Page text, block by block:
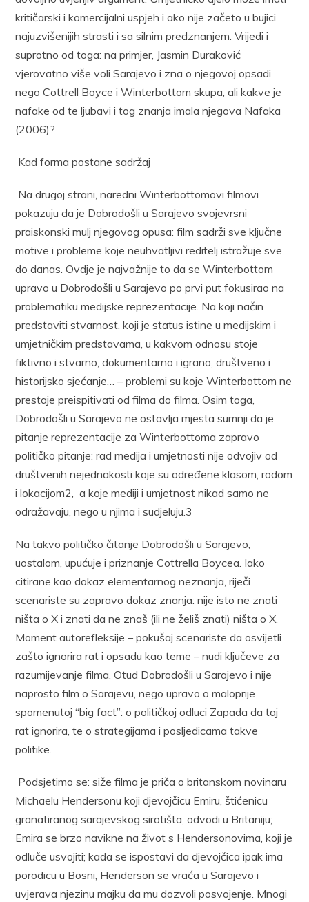
kritičarski i komercijalni uspjeh i ako nije začeto u bujici
najuzvišenijih strasti i sa silnim predznanjem. Vrijedi i
suprotno od toga: na primjer, Jasmin Duraković
vjerovatno više voli Sarajevo i zna o njegovoj opsadi
nego Cottrell Boyce i Winterbottom skupa, ali kakve je
nafake od te ljubavi i tog znanja imala njegova Nafaka
(2006)?
Kad forma postane sadržaj
Na drugoj strani, naredni Winterbottomovi filmovi
pokazuju da je Dobrodošli u Sarajevo svojevrsni
praiskonski mulj njegovog opusa: film sadrži sve ključne
motive i probleme koje neuhvatljivi reditelj istražuje sve
do danas. Ovdje je najvažnije to da se Winterbottom
upravo u Dobrodošli u Sarajevo po prvi put fokusirao na
problematiku medijske reprezentacije. Na koji način
predstaviti stvarnost, koji je status istine u medijskim i
umjetničkim predstavama, u kakvom odnosu stoje
fiktivno i stvarno, dokumentarno i igrano, društveno i
historijsko sjećanje… – problemi su koje Winterbottom ne
prestaje preispitivati od filma do filma. Osim toga,
Dobrodošli u Sarajevo ne ostavlja mjesta sumnji da je
pitanje reprezentacije za Winterbottoma zapravo
političko pitanje: rad medija i umjetnosti nije odvojiv od
društvenih nejednakosti koje su određene klasom, rodom
i lokacijom2, a koje mediji i umjetnost nikad samo ne
odražavaju, nego u njima i sudjeluju.3
Na takvo političko čitanje Dobrodošli u Sarajevo,
uostalom, upućuje i priznanje Cottrella Boycea. Iako
citirane kao dokaz elementarnog neznanja, riječi
scenariste su zapravo dokaz znanja: nije isto ne znati
ništa o X i znati da ne znaš (ili ne želiš znati) ništa o X.
Moment autorefleksije – pokušaj scenariste da osvijetli
zašto ignorira rat i opsadu kao teme – nudi ključeve za
razumijevanje filma. Otud Dobrodošli u Sarajevo i nije
naprosto film o Sarajevu, nego upravo o maloprije
spomenutoj “big fact”: o političkoj odluci Zapada da taj
rat ignorira, te o strategijama i posljedicama takve
politike.
Podsjetimo se: siže filma je priča o britanskom novinaru
Michaelu Hendersonu koji djevojčicu Emiru, štićenicu
granatiranog sarajevskog sirotišta, odvodi u Britaniju;
Emira se brzo navikne na život s Hendersonovima, koji je
odluče usvojiti; kada se ispostavi da djevojčica ipak ima
porodicu u Bosni, Henderson se vraća u Sarajevo i
uvjerava njezinu majku da mu dozvoli posvojenje. Mnogi